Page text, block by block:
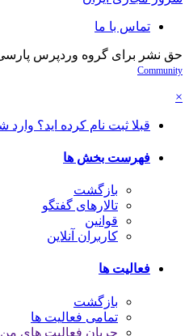
تماس با ما
حق نشر برای گروه وردپرس
Community
×
قبلا ثبت نام کرده اید؟ وارد
فهرست بخش ها
بازگشت
تالارهای گفتگو
قوانین
کاربران آنلاین
فعالیت ها
بازگشت
تمامی فعالیت ها
جریان فعالیت های من